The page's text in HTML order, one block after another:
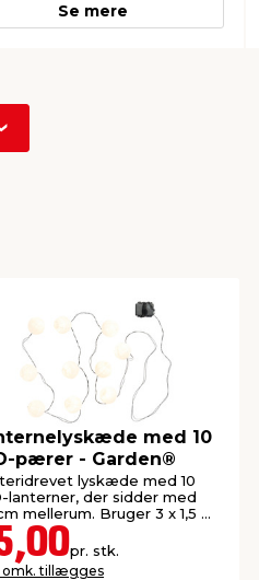
Se mere
med 10
pærer - Garden®
lyskæde med 10
lanterner, der sidder med
mellerum. Bruger 3 x 1,5 V
(ekskl.).
pr. stk.
omk. tillægges